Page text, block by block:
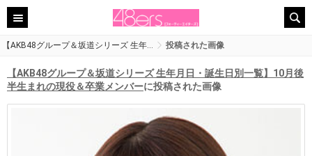
【AKB48グループ＆坂道シリーズ 生年… 投稿された画像
【AKB48グループ＆坂道シリーズ 生年月日・誕生日別一覧】10月後
半生まれの現役＆卒業メンバーに投稿された画像